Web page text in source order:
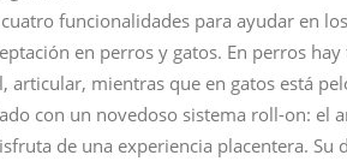
funcionalidades para ayudar en
en perros y gatos. En perros
articular, mientras que en gatos está
con un novedoso sistema roll-on: el
de una experiencia placentera. Su